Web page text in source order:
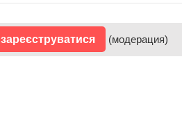
зареєструватися (модерация)